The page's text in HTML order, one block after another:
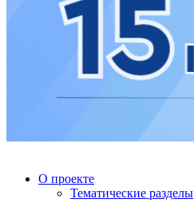
О проекте
Тематические разделы